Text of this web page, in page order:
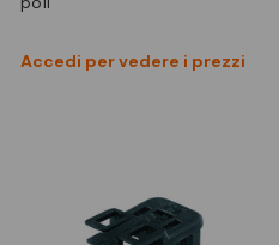
Accedi per vedere i prezzi
Confronta